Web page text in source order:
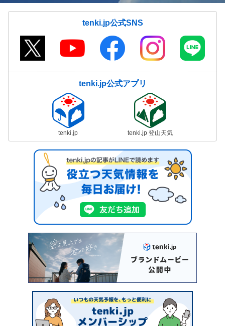
tenki.jp公式SNS
tenki.jp公式アプリ
tenki.jp tenki.jp 登山天気